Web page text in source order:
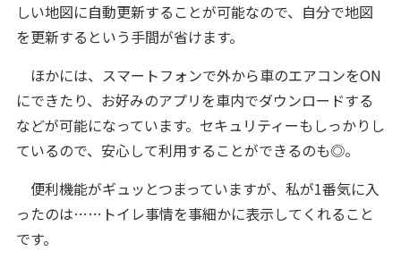
しい地図に自動更新することが可能なので、自分で地図
を更新するという手間が省けます。
ほかには、スマートフォンで外から車のエアコンをON
にできたり、お好みのアプリを車内でダウンロードする
などが可能になっています。セキュリティーもしっかりし
ているので、安心して利用することができるのも◎。
便利機能がギュッとつまっていますが、私が1番気に入
ったのは……トイレ事情を事細かに表示してくれること
です。